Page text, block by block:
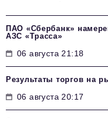
ПАО «Сбербанк»
АЗС «Трасса»
06 августа 21:18
Результаты торгов на
06 августа 20:17